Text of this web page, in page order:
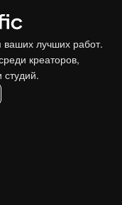
лучших работ.
креаторов,
студий.